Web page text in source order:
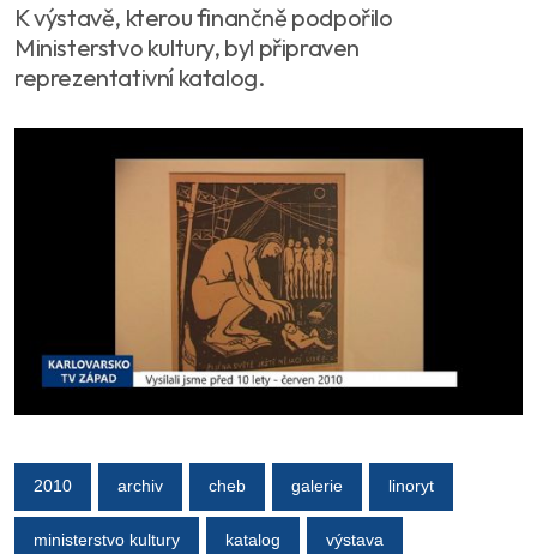
K výstavě, kterou finančně podpořilo
Ministerstvo kultury, byl připraven
reprezentativní katalog.
2010 archiv cheb galerie linoryt
ministerstvo kultury katalog výstava